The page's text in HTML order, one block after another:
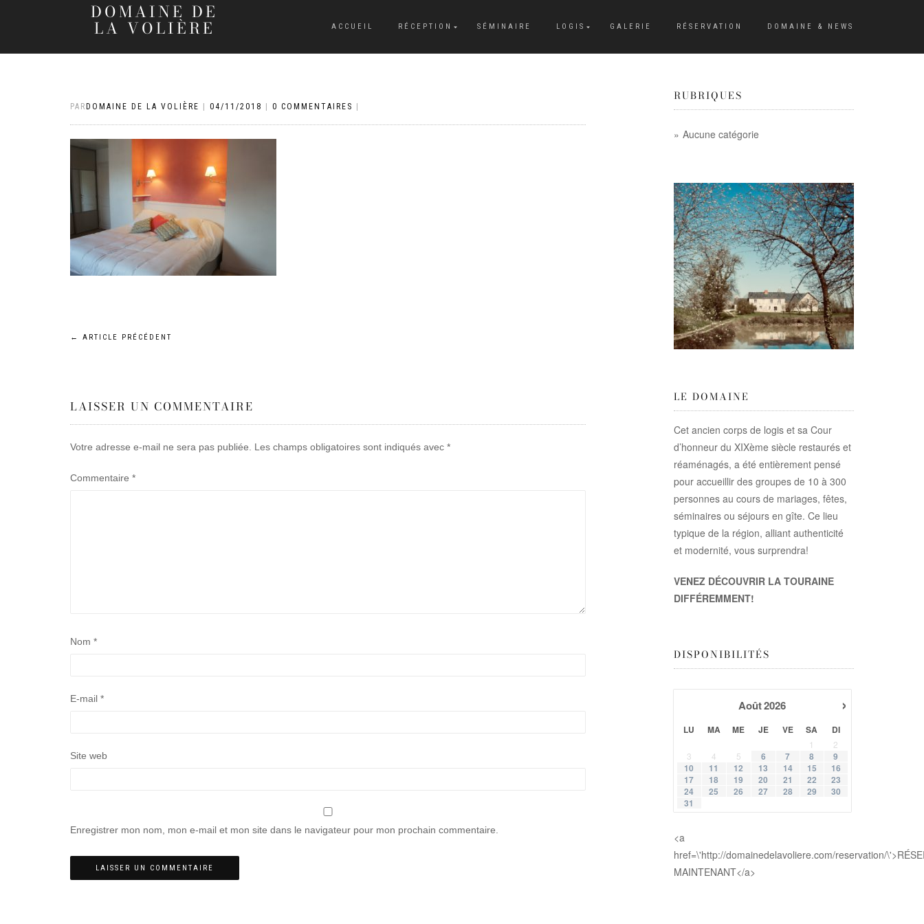
DOMAINE DE
LA VOLIÈRE ACCUEIL RÉCEPTION SÉMINAIRE LOGIS GALERIE RÉSERVATION DOMAINE & NEWS
PAR DOMAINE DE LA VOLIÈRE 04/11/2018 0 COMMENTAIRES
Navigation
l’article
← ARTICLE PRÉCÉDENT
LAISSER UN COMMENTAIRE
Votre adresse e-mail ne sera pas publiée. Les champs obligatoires sont indiqués avec *
Commentaire *
Nom *
E-mail *
Site web
Enregistrer mon nom, mon e-mail et mon site dans le navigateur pour mon prochain commentaire.
RUBRIQUES
Aucune catégorie
LE DOMAINE
Cet ancien corps de logis et sa Cour
d’honneur du XIXème siècle restaurés et
réaménagés, a été entièrement pensé
pour accueillir des groupes de 10 à 300
personnes au cours de mariages, fêtes,
séminaires ou séjours en gîte. Ce lieu
typique de la région, alliant authenticité
et modernité, vous surprendra!
VENEZ DÉCOUVRIR LA TOURAINE
DIFFÉREMMENT!
DISPONIBILITÉS
›
Août2026
LU MA ME JE VE SA DI
1
2
3
4 5 6 7 8
9
10
11 12 13 14 15
16
17
18 19 20 21 22
23
24
25 26 27 28 29
30
31
<a
href=\'http://domainedelavoliere.com/reservation/
MAINTENANT</a>